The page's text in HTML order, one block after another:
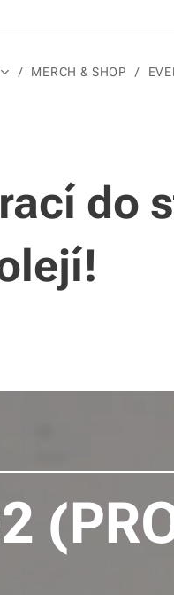
MERCH & SHOP
do